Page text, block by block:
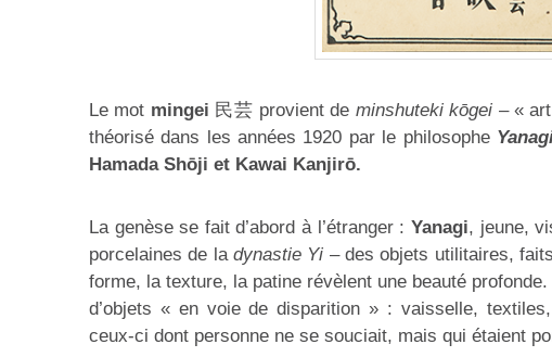
Le mot mingei 民芸 provient de minshuteki kōgei – «
théorisé dans les années 1920 par le philosophe
Hamada Shōji et Kawai Kanjirō.
La genèse se fait d’abord à l’étranger : Yanagi, jeune,
porcelaines de la dynastie Yi – des objets utilitaires,
forme, la texture, la patine révèlent une beauté
d’objets « en voie de disparition » : vaisselle,
ceux-ci dont personne ne se souciait, mais qui étaient